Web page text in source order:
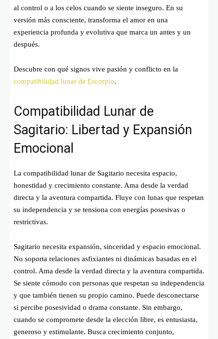
al control o a los celos cuando se siente inseguro. En su
versión más consciente, transforma el amor en una
experiencia profunda y evolutiva que marca un antes y un
después.
Descubre con qué signos vive pasión y conflicto en la
compatibilidad lunar de Escorpio.
Compatibilidad Lunar de
Sagitario: Libertad y Expansión
Emocional
La compatibilidad lunar de Sagitario necesita espacio,
honestidad y crecimiento constante. Ama desde la verdad
directa y la aventura compartida. Fluye con lunas que respetan
su independencia y se tensiona con energías posesivas o
restrictivas.
Sagitario necesita expansión, sinceridad y espacio emocional.
No soporta relaciones asfixiantes ni dinámicas basadas en el
control. Ama desde la verdad directa y la aventura compartida.
Se siente cómodo con personas que respetan su independencia
y que también tienen su propio camino. Puede desconectarse
si percibe posesividad o drama constante. Sin embargo,
cuando se compromete desde la elección libre, es entusiasta,
generoso y estimulante. Busca crecimiento conjunto,